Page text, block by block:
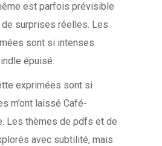
est parfois prévisible
surprises réelles. Les
sont si intenses
épuisé.
exprimées sont si
m’ont laissé Café-
Les thèmes de pdfs et de
avec subtilité, mais